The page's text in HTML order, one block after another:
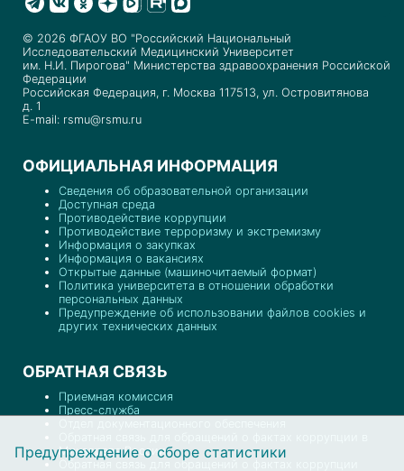
© 2026 ФГАОУ ВО "Российский Национальный
Исследовательский Медицинский Университет
им. Н.И. Пирогова" Министерства здравоохранения Российской
Федерации
Российская Федерация, г. Москва 117513, ул. Островитянова
д. 1
E-mail: rsmu@rsmu.ru
ОФИЦИАЛЬНАЯ ИНФОРМАЦИЯ
Сведения об образовательной организации
Доступная среда
Противодействие коррупции
Противодействие терроризму и экстремизму
Информация о закупках
Информация о вакансиях
Открытые данные (машиночитаемый формат)
Политика университета в отношении обработки
персональных данных
Предупреждение об использовании файлов cookies и
других технических данных
ОБРАТНАЯ СВЯЗЬ
Приемная комиссия
Пресс-служба
Минздраве России
Обратная связь для обращений о фактах коррупции
Предупреждение о сборе статистики